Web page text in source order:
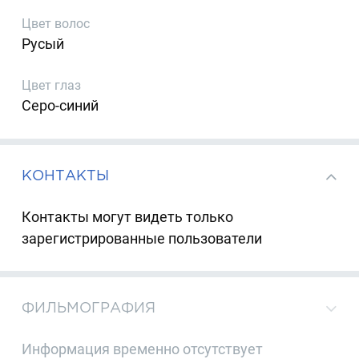
Цвет волос
Русый
Цвет глаз
Серо-синий
КОНТАКТЫ
Контакты могут видеть только
зарегистрированные пользователи
ФИЛЬМОГРАФИЯ
Информация временно отсутствует